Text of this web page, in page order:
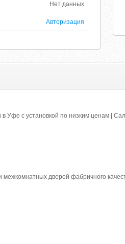
Нет данных
Авторизация
Уфе с установкой по низким ценам |
дверей фабричного